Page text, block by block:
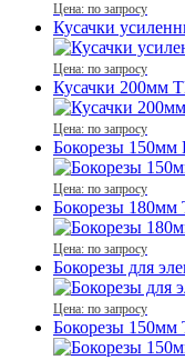
Цена: по запросу
Кусачки
Цена: по запросу
Кусачки 200мм
Цена: по запросу
Бокорезы 150мм
Цена: по запросу
Бокорезы 180мм
Цена: по запросу
Бокорезы для
Цена: по запросу
Бокорезы 150мм